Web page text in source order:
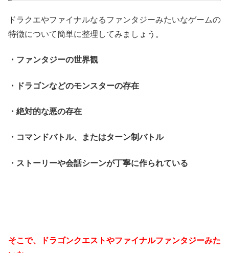
ドラクエやファイナルなるファンタジーみたいなゲームの
特徴について簡単に整理してみましょう。
・ファンタジーの世界観
・ドラゴンなどのモンスターの存在
・絶対的な悪の存在
・コマンドバトル、またはターン制バトル
・ストーリーや会話シーンが丁寧に作られている
そこで、ドラゴンクエストやファイナルファンタジーみた